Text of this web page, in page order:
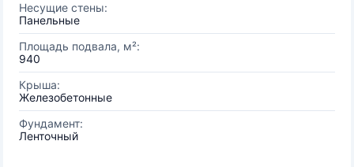
Несущие стены:
Панельные
Площадь подвала, м²:
940
Крыша:
Железобетонные
Фундамент:
Ленточный